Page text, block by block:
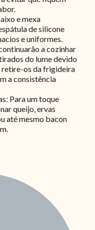
e mexa
de silicone
e uniformes.
a cozinhar
do lume devido
retire-os da frigideira
a consistência
Para um toque
queijo, ervas
até mesmo bacon